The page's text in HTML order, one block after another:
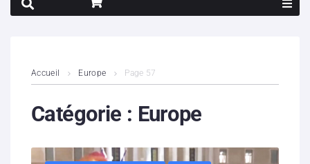
Accueil Europe Page 57
Catégorie : Europe